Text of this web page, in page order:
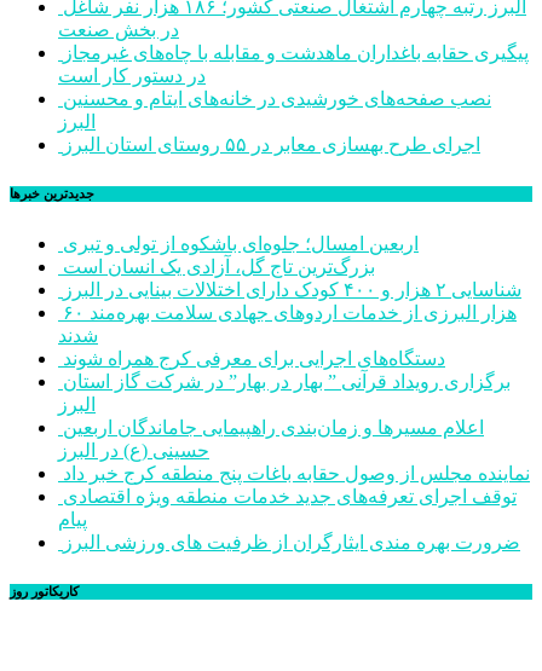
در بخش صنعت
در دستور کار است
البرز
اجرای طرح بهسازی معابر در ۵۵ روستای استان البرز
جديدترين خبرها
اربعین امسال؛ جلوه‌ای باشکوه از تولی و تبری
بزرگ‌ترین تاج گل، آزادی یک انسان است
شناسایی ۲ هزار و ۴۰۰ کودک دارای اختلالات بینایی در البرز
۶۰ هزار البرزی از خدمات اردوهای جهادی سلامت بهره‌مند
شدند
دستگاه‌های اجرایی برای معرفی کرج همراه شوند
البرز
حسینی (ع) در البرز
نماینده مجلس از وصول حقابه باغات پنج منطقه کرج خبر داد
پیام
ضرورت بهره مندی ایثارگران از ظرفیت های ورزشی البرز
کاریکاتور روز